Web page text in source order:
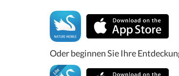
Oder beginnen Sie Ihre